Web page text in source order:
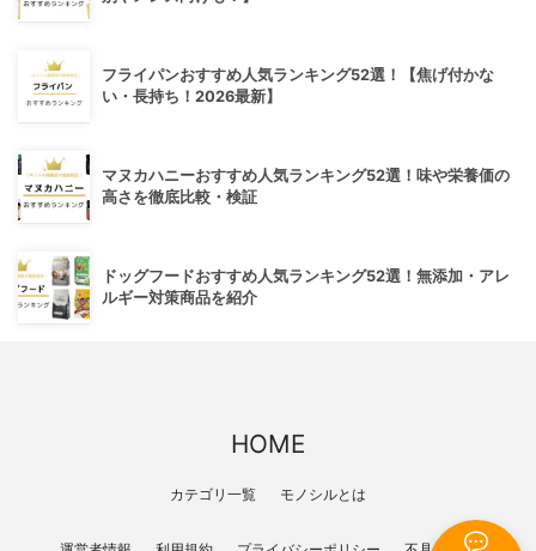
フライパンおすすめ人気ランキング52選！【焦げ付かな
い・長持ち！2026最新】
マヌカハニーおすすめ人気ランキング52選！味や栄養価の
高さを徹底比較・検証
ドッグフードおすすめ人気ランキング52選！無添加・アレ
ルギー対策商品を紹介
HOME
カテゴリ一覧 モノシルとは